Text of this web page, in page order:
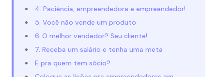
4. Paciência, empreendedora e empreendedor!
5. Você não vende um produto
6. O melhor vendedor? Seu cliente!
7. Receba um salário e tenha uma meta
E pra quem tem sócio?